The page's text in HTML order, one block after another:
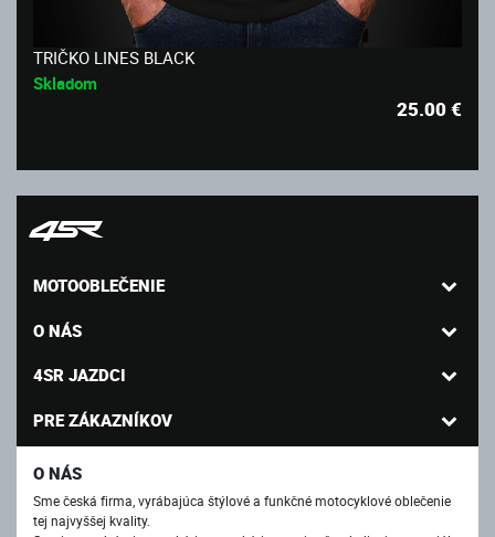
TRIČKO LINES BLACK
Skladom
25.00€
MOTOOBLEČENIE
O NÁS
4SR JAZDCI
PRE ZÁKAZNÍKOV
O NÁS
Sme česká firma, vyrábajúca štýlové a funkčné motocyklové oblečenie
tej najvyššej kvality.